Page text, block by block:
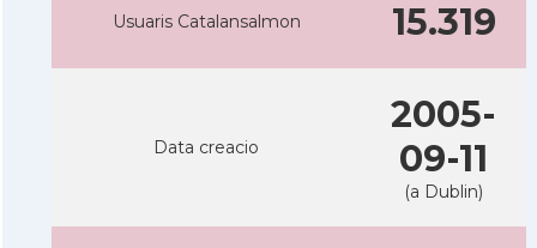
Usuaris Catalansalmon 15.319
Data creacio
2005-
09-11
(a Dublin)